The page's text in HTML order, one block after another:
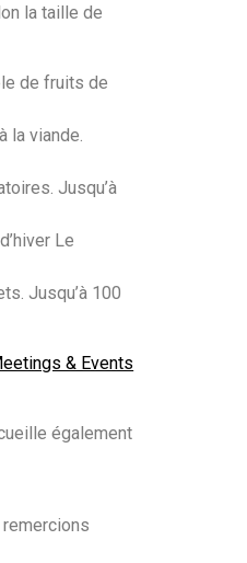
la taille de
de fruits de
la viande.
Jusqu’à
Le
Jusqu’à 100
& Events
également